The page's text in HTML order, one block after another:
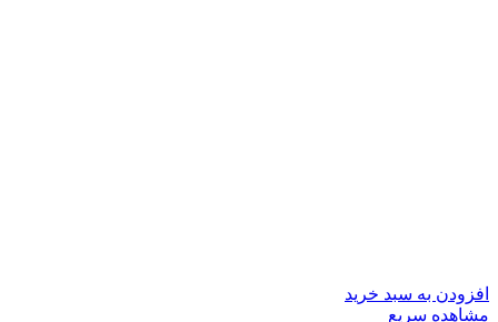
افزودن به سبد خرید
مشاهده سریع